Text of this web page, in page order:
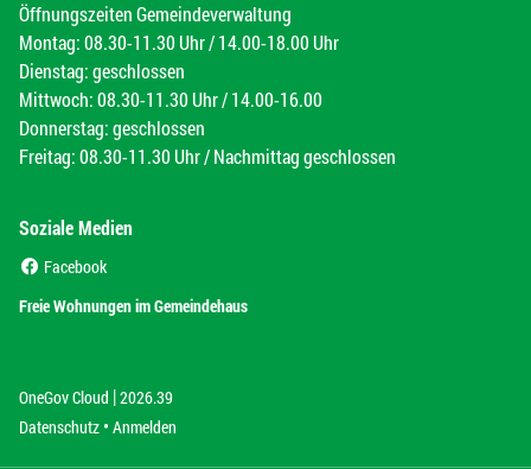
Öffnungszeiten Gemeindeverwaltung
Montag: 08.30-11.30 Uhr / 14.00-18.00 Uhr
Dienstag: geschlossen
Mittwoch: 08.30-11.30 Uhr / 14.00-16.00
Donnerstag: geschlossen
Freitag: 08.30-11.30 Uhr / Nachmittag geschlossen
Soziale Medien
Facebook
Freie Wohnungen im Gemeindehaus
OneGov Cloud (External Link)
|2026.39
Datenschutz (External Link)
Anmelden